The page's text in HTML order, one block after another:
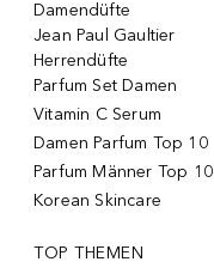
Damendüfte
Jean Paul Gaultier
Herrendüfte
Parfum Set Damen
Vitamin C Serum
Damen Parfum Top 10
Parfum Männer Top 10
Korean Skincare
TOP THEMEN